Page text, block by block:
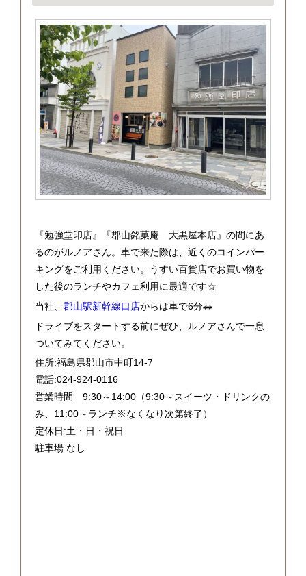
『勉強堂印店』『郡山銘菓庵 大黒屋本店』の間にあ
るのがルノアさん。車で来た際は、近くのコインパー
キングをご利用ください。うすい百貨店でお買い物を
した後のランチやカフェ利用に最適です☆
当社、 郡山駅新幹線口店からは車で6分🚗
ドライブをスタートする前にぜひ、ルノアさんで一息
ついてみてください。
住所:福島県郡山市中町14-7
電話:024-924-0116
営業時間 9:30～14:00（9:30～スイーツ・ドリンクの
み、11:00～ランチ※なくなり次第終了）
定休日:土・日・祝日
駐車場:なし